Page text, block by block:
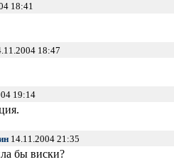
18:41
18:47
19:14
14.11.2004 21:35
бы виски?